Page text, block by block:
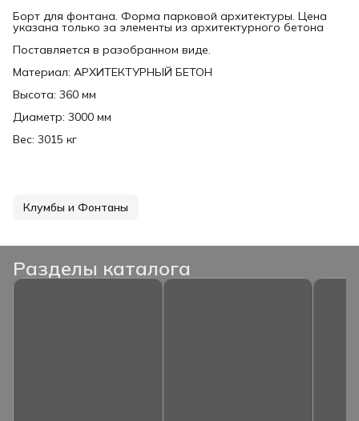
Борт для фонтана. Форма парковой архитектуры. Цена
указана только за элементы из архитектурного бетона
Поставляется в разобранном виде.
Материал: АРХИТЕКТУРНЫЙ БЕТОН
Высота: 360 мм
Диаметр: 3000 мм
Вес: 3015 кг
Клумбы и Фонтаны
Разделы каталога